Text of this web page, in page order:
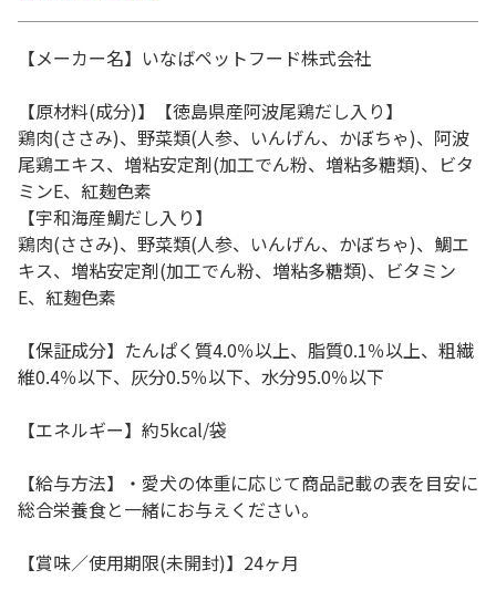
【メーカー名】いなばペットフード株式会社
【原材料(成分)】【徳島県産阿波尾鶏だし入り】
鶏肉(ささみ)、野菜類(人参、いんげん、かぼちゃ)、阿波
尾鶏エキス、増粘安定剤(加工でん粉、増粘多糖類)、ビタ
ミンE、紅麹色素
【宇和海産鯛だし入り】
鶏肉(ささみ)、野菜類(人参、いんげん、かぼちゃ)、鯛エ
キス、増粘安定剤(加工でん粉、増粘多糖類)、ビタミン
E、紅麹色素
【保証成分】たんぱく質4.0％以上、脂質0.1％以上、粗繊
維0.4％以下、灰分0.5％以下、水分95.0％以下
【エネルギー】約5kcal/袋
【給与方法】・愛犬の体重に応じて商品記載の表を目安に
総合栄養食と一緒にお与えください。
【賞味／使用期限(未開封)】24ヶ月